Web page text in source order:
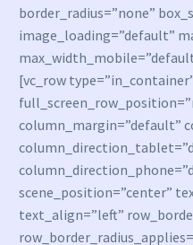
border_radius=”none”
image_loading=”default”
[vc_row
column_margin=”default”
scene_position=”center”
text_align=”left”